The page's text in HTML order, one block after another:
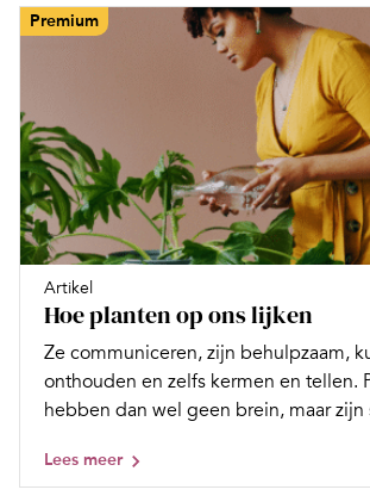
Premium
Artikel
Hoe planten op ons lijken
Ze communiceren, zijn behulpzaam,
onthouden en zelfs kermen en tellen.
hebben dan wel geen brein, maar zijn
Lees meer